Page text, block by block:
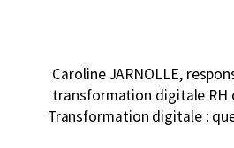
Caroline JARNOLLE,
transformation digitale RH
Transformation digitale :